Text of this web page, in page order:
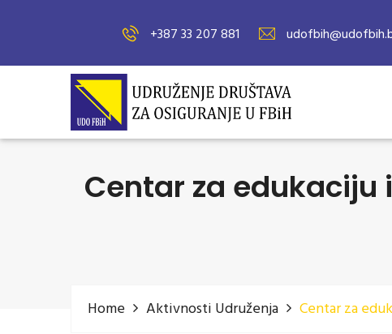
+387 33 207 881
Centar za
Home Aktivnosti Udruženja Centar za